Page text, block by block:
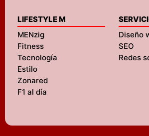
LIFESTYLE M
MENzig
Fitness
Tecnología
Estilo
Zonared
F1 al día
Diseño
SEO
Redes